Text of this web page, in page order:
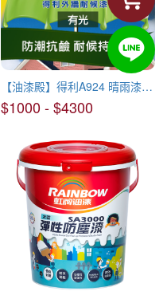
【油漆殿】得利A924 晴雨漆外牆耐候漆(有光)
$1000 - $4300